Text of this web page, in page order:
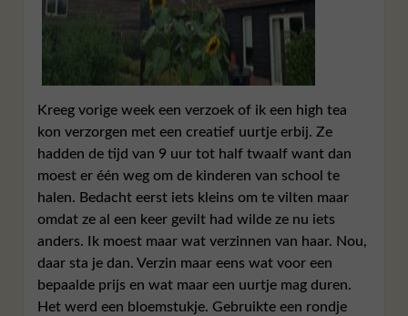
Kreeg vorige week een verzoek of ik een high tea
kon verzorgen met een creatief uurtje erbij. Ze
hadden de tijd van 9 uur tot half twaalf want dan
moest er één weg om de kinderen van school te
halen. Bedacht eerst iets kleins om te vilten maar
omdat ze al een keer gevilt had wilde ze nu iets
anders. Ik moest maar wat verzinnen van haar. Nou,
daar sta je dan. Verzin maar eens wat voor een
bepaalde prijs en wat maar een uurtje mag duren.
Het werd een bloemstukje. Gebruikte een rondje